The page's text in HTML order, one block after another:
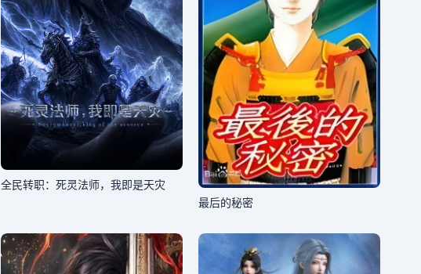
全民转职：死灵法师，我即是天灾
最后的秘密